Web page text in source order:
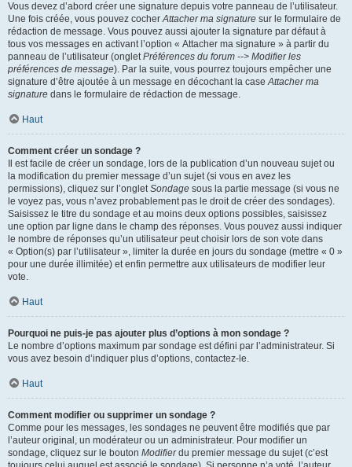
Vous devez d’abord créer une signature depuis votre panneau de l’utilisateur.
Une fois créée, vous pouvez cocherAttacher ma signature sur le formulaire de
rédaction de message. Vous pouvez aussi ajouter la signature par défaut à
tous vos messages en activant l’option « Attacher ma signature » à partir du
panneau de l’utilisateur (ongletPréférences du forum --> Modifier les
préférences de message). Par la suite, vous pourrez toujours empêcher une
signature d’être ajoutée à un message en décochant la caseAttacher ma
signature dans le formulaire de rédaction de message.
Haut
Comment créer un sondage ?
Il est facile de créer un sondage, lors de la publication d’un nouveau sujet ou
la modification du premier message d’un sujet (si vous en avez les
permissions), cliquez sur l’ongletSondage sous la partie message (si vous ne
le voyez pas, vous n’avez probablement pas le droit de créer des sondages).
Saisissez le titre du sondage et au moins deux options possibles, saisissez
une option par ligne dans le champ des réponses. Vous pouvez aussi indiquer
le nombre de réponses qu’un utilisateur peut choisir lors de son vote dans
« Option(s) par l’utilisateur », limiter la durée en jours du sondage (mettre « 0 »
pour une durée illimitée) et enfin permettre aux utilisateurs de modifier leur
vote.
Haut
Pourquoi ne puis-je pas ajouter plus d’options à mon sondage ?
Le nombre d’options maximum par sondage est défini par l’administrateur. Si
vous avez besoin d’indiquer plus d’options, contactez-le.
Haut
Comment modifier ou supprimer un sondage ?
Comme pour les messages, les sondages ne peuvent être modifiés que par
l’auteur original, un modérateur ou un administrateur. Pour modifier un
sondage, cliquez sur le bouton Modifierdu premier message du sujet (c’est